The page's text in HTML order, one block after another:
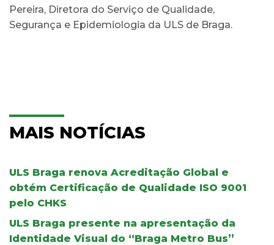
Pereira, Diretora do Serviço de Qualidade,
Segurança e Epidemiologia da ULS de Braga.
MAIS NOTÍCIAS
ULS Braga renova Acreditação Global e
obtém Certificação de Qualidade ISO 9001
pelo CHKS
ULS Braga presente na apresentação da
Identidade Visual do “Braga Metro Bus”